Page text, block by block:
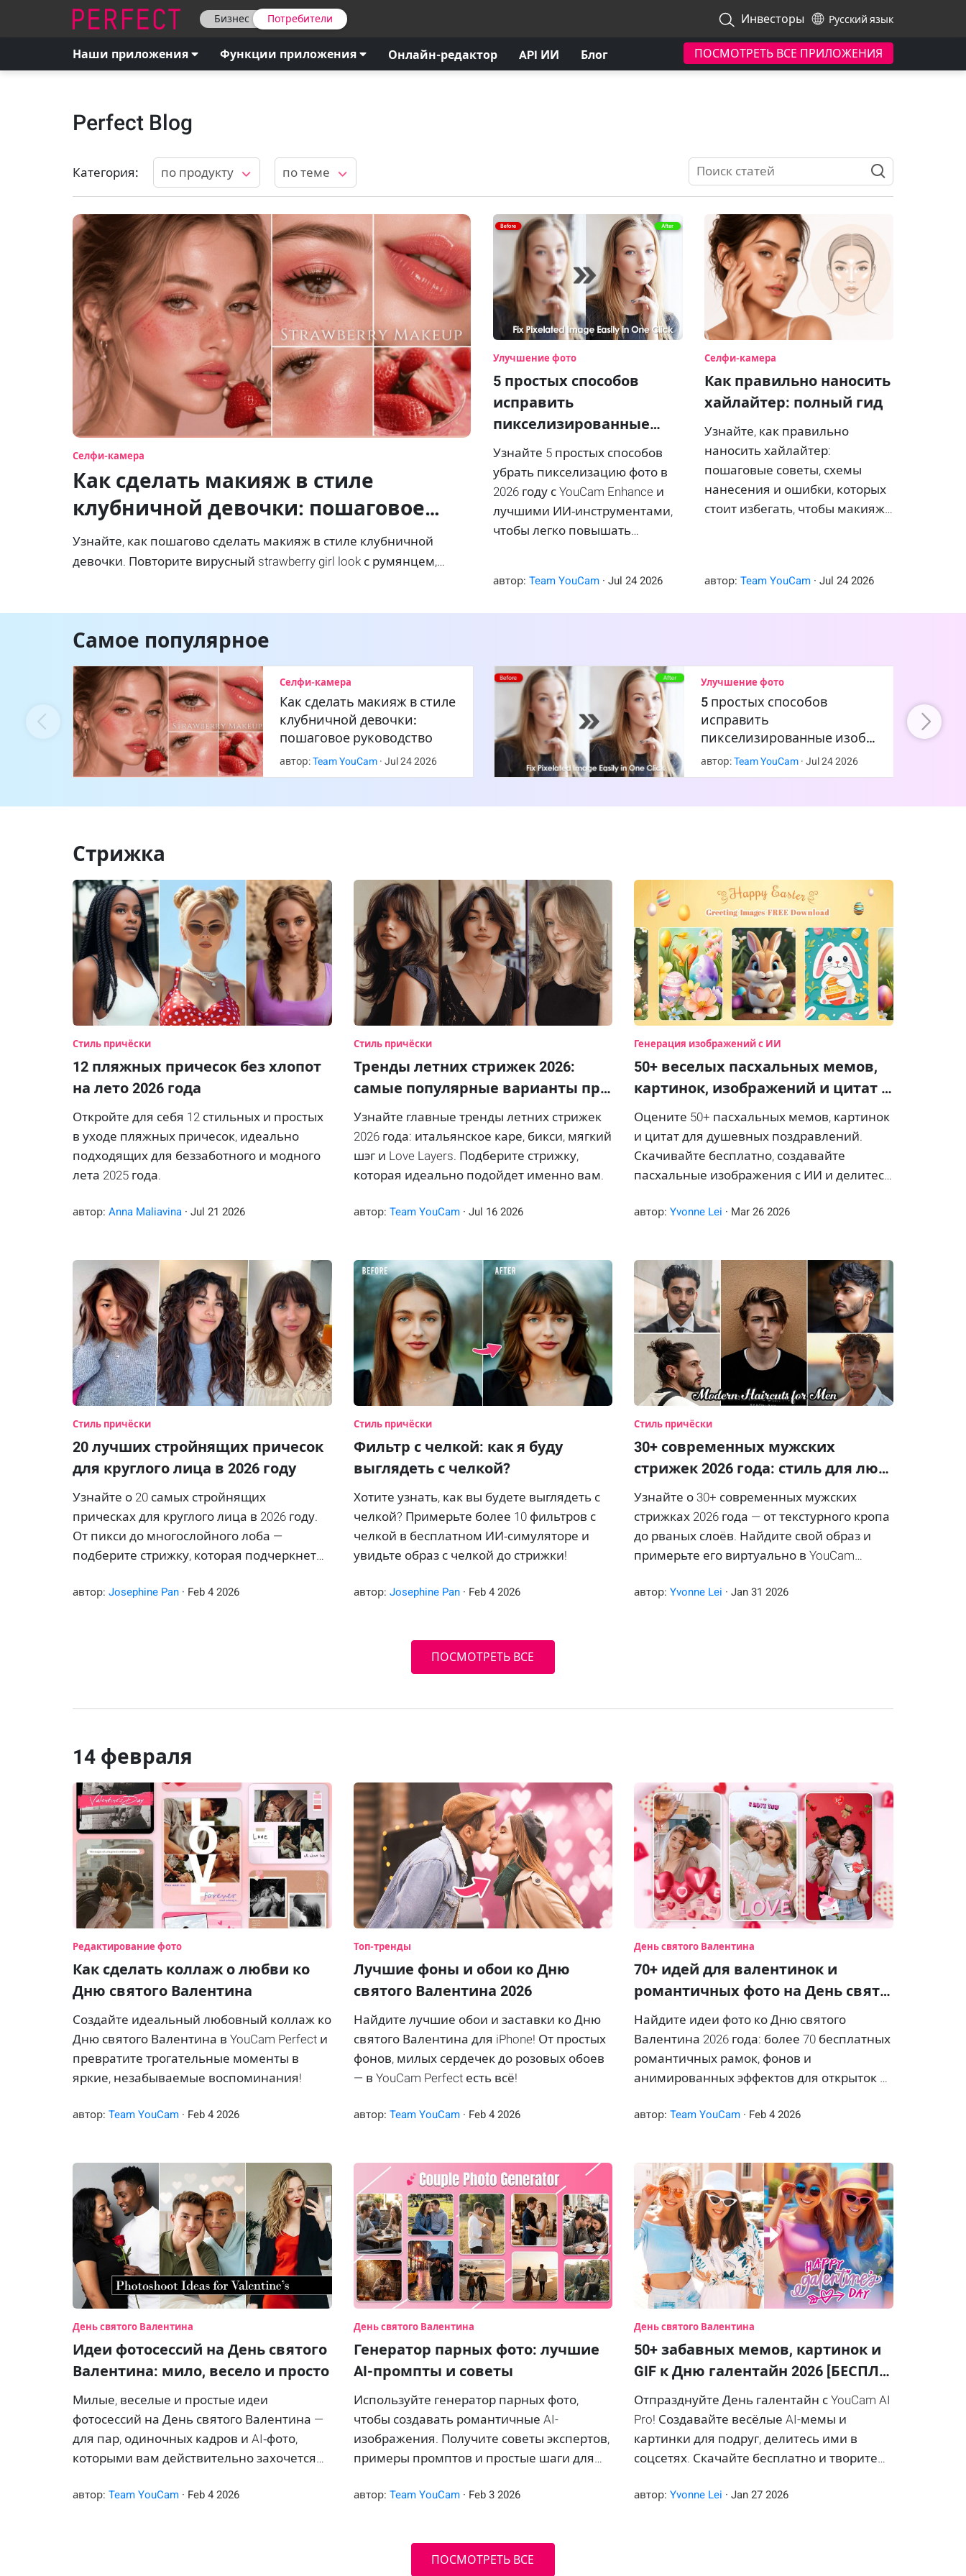
Бизнес Потребители Инвесторы Русский язык
Наши приложения Функции приложения Онлайн-редактор API ИИ Блог ПОСМОТРЕТЬ ВСЕ ПРИЛОЖЕНИЯ
Perfect Blog
Категория: по продукту по теме
Селфи-камера
Как сделать макияж в стиле
клубничной девочки: пошаговое
руководство
Узнайте, как пошагово сделать макияж в стиле клубничной
девочки. Повторите вирусный strawberry girl look с румянцем,
Улучшение фото
5 простых способов
исправить
пикселизированные
изображения в 2026 году
[руководство для
новичков]
Узнайте 5 простых способов
убрать пикселизацию фото в
2026 году с YouCam Enhance и
лучшими ИИ‑инструментами,
чтобы легко повышать
автор:Team YouCam ·Jul 24 2026
Селфи-камера
Как правильно наносить
хайлайтер: полный гид
Узнайте, как правильно
наносить хайлайтер:
пошаговые советы, схемы
нанесения и ошибки, которых
стоит избегать, чтобы макияж
автор: Team YouCam· Jul 24 2026
Самое популярное
Селфи-камера
Как сделать макияж в стиле
клубничной девочки:
пошаговое руководство
автор:Team YouCam· Jul 24 2026
Улучшение фото
5 простых способов
исправить
пикселизированные изоб…
автор:Team YouCam· Jul 24 2026
Стрижка
Стиль причёски
12 пляжных причесок без хлопот
на лето 2026 года
Откройте для себя 12 стильных и простых
в уходе пляжных причесок, идеально
подходящих для беззаботного и модного
лета 2025 года.
автор: Anna Maliavina· Jul 21 2026
Стиль причёски
Тренды летних стрижек 2026:
самые популярные варианты пр…
Узнайте главные тренды летних стрижек
2026 года: итальянское каре, бикси, мягкий
шэг и Love Layers. Подберите стрижку,
которая идеально подойдет именно вам.
автор: Team YouCam· Jul 16 2026
Генерация изображений с ИИ
50+ веселых пасхальных мемов,
картинок, изображений и цитат …
Оцените 50+ пасхальных мемов, картинок
и цитат для душевных поздравлений.
Скачивайте бесплатно, создавайте
пасхальные изображения с ИИ и делитесь
автор:Yvonne Lei · Mar 26 2026
Стиль причёски
20 лучших стройнящих причесок
для круглого лица в 2026 году
Узнайте о 20 самых стройнящих
прическах для круглого лица в 2026 году.
От пикси до многослойного лоба —
подберите стрижку, которая подчеркнет
автор: Josephine Pan· Feb 4 2026
Стиль причёски
Фильтр с челкой: как я буду
выглядеть с челкой?
Хотите узнать, как вы будете выглядеть с
челкой? Примерьте более 10 фильтров с
челкой в бесплатном ИИ‑симуляторе и
увидьте образ с челкой до стрижки!
автор: Josephine Pan· Feb 4 2026
Стиль причёски
30+ современных мужских
стрижек 2026 года: стиль для лю…
Узнайте о 30+ современных мужских
стрижках 2026 года — от текстурного кропа
до рваных слоёв. Найдите свой образ и
примерьте его виртуально в YouCam
автор:Yvonne Lei ·Jan 31 2026
ПОСМОТРЕТЬ ВСЕ
14 февраля
Редактирование фото
Как сделать коллаж о любви ко
Дню святого Валентина
Создайте идеальный любовный коллаж ко
Дню святого Валентина в YouCam Perfect и
превратите трогательные моменты в
яркие, незабываемые воспоминания!
автор: Team YouCam· Feb 4 2026
Топ-тренды
Лучшие фоны и обои ко Дню
святого Валентина 2026
Найдите лучшие обои и заставки ко Дню
святого Валентина для iPhone! От простых
фонов, милых сердечек до розовых обоев
— в YouCam Perfect есть всё!
автор: Team YouCam· Feb 4 2026
День святого Валентина
70+ идей для валентинок и
романтичных фото на День свят…
Найдите идеи фото ко Дню святого
Валентина 2026 года: более 70 бесплатных
романтичных рамок, фонов и
анимированных эффектов для открыток и
автор:Team YouCam · Feb 4 2026
День святого Валентина
Идеи фотосессий на День святого
Валентина: мило, весело и просто
Милые, веселые и простые идеи
фотосессий на День святого Валентина —
для пар, одиночных кадров и AI‑фото,
которыми вам действительно захочется
автор: Team YouCam· Feb 4 2026
День святого Валентина
Генератор парных фото: лучшие
AI-промпты и советы
Используйте генератор парных фото,
чтобы создавать романтичные AI-
изображения. Получите советы экспертов,
примеры промптов и простые шаги для
автор: Team YouCam· Feb 3 2026
День святого Валентина
50+ забавных мемов, картинок и
GIF к Дню галентайн 2026 [БЕСПЛ…
Отпразднуйте День галентайн с YouCam AI
Pro! Создавайте весёлые AI-мемы и
картинки для подруг, делитесь ими в
соцсетях. Скачайте бесплатно и творите
автор:Yvonne Lei ·Jan 27 2026
ПОСМОТРЕТЬ ВСЕ